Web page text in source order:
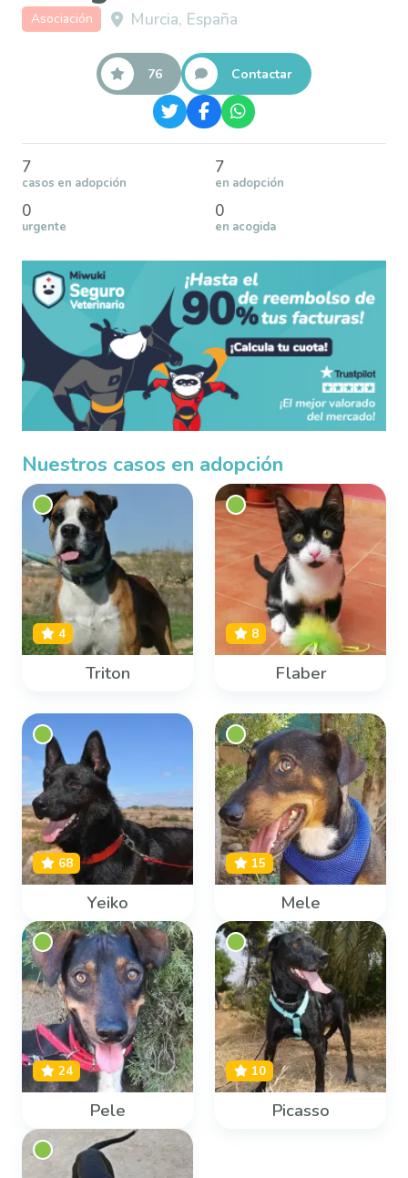
Asociación Murcia, España
76 Contactar
7
casos en adopción
7
en adopción
0
urgente
0
en acogida
Nuestros casos en adopción
4
Triton
8
Flaber
68
Yeiko
15
Mele
24
Pele
10
Picasso